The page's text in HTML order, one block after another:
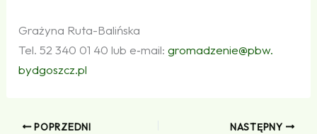
Grażyna Ruta-Balińska
Tel. 52 340 01 40 lub e‑mail:gromadzenie@​pbw.​
bydgoszcz.​pl
POPRZEDNI NASTĘPNY